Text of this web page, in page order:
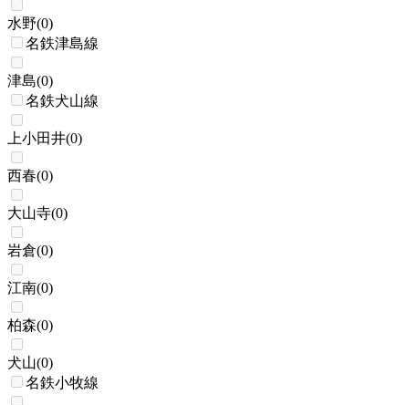
水野(0)
名鉄津島線
津島(0)
名鉄犬山線
上小田井(0)
西春(0)
大山寺(0)
岩倉(0)
江南(0)
柏森(0)
犬山(0)
名鉄小牧線